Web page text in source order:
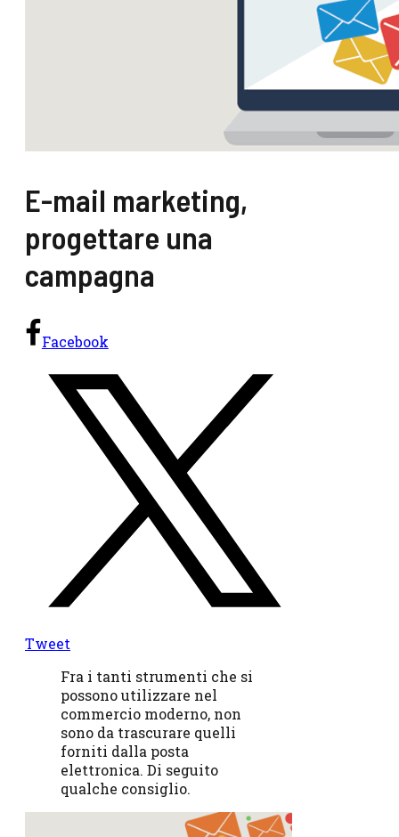
E-mail marketing,
progettare una
campagna
Facebook
Tweet
Fra i tanti strumenti che si
possono utilizzare nel
commercio moderno, non
sono da trascurare quelli
forniti dalla posta
elettronica. Di seguito
qualche consiglio.